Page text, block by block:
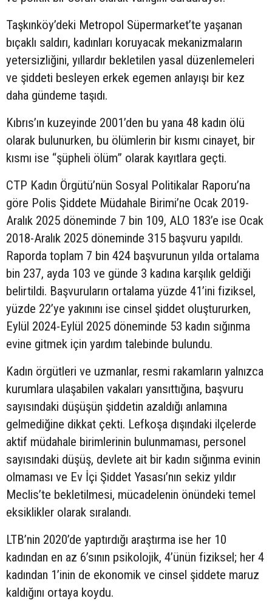
Taşkınköy’deki Metropol Süpermarket’te yaşanan
bıçaklı saldırı, kadınları koruyacak mekanizmaların
yetersizliğini, yıllardır bekletilen yasal düzenlemeleri
ve şiddeti besleyen erkek egemen anlayışı bir kez
daha gündeme taşıdı.
Kıbrıs’ın kuzeyinde 2001’den bu yana 48 kadın ölü
olarak bulunurken, bu ölümlerin bir kısmı cinayet, bir
kısmı ise “şüpheli ölüm” olarak kayıtlara geçti.
CTP Kadın Örgütü’nün Sosyal Politikalar Raporu’na
göre Polis Şiddete Müdahale Birimi’ne Ocak 2019-
Aralık 2025 döneminde 7 bin 109, ALO 183’e ise Ocak
2018-Aralık 2025 döneminde 315 başvuru yapıldı.
Raporda toplam 7 bin 424 başvurunun yılda ortalama
bin 237, ayda 103 ve günde 3 kadına karşılık geldiği
belirtildi. Başvuruların ortalama yüzde 41’ini fiziksel,
yüzde 22’ye yakınını ise cinsel şiddet oluştururken,
Eylül 2024-Eylül 2025 döneminde 53 kadın sığınma
evine gitmek için yardım talebinde bulundu.
Kadın örgütleri ve uzmanlar, resmi rakamların yalnızca
kurumlara ulaşabilen vakaları yansıttığına, başvuru
sayısındaki düşüşün şiddetin azaldığı anlamına
gelmediğine dikkat çekti. Lefkoşa dışındaki ilçelerde
aktif müdahale birimlerinin bulunmaması, personel
sayısındaki düşüş, devlete ait bir kadın sığınma evinin
olmaması ve Ev İçi Şiddet Yasası’nın sekiz yıldır
Meclis’te bekletilmesi, mücadelenin önündeki temel
eksiklikler olarak sıralandı.
LTB’nin 2020’de yaptırdığı araştırma ise her 10
kadından en az 6’sının psikolojik, 4’ünün fiziksel; her 4
kadından 1’inin de ekonomik ve cinsel şiddete maruz
kaldığını ortaya koydu.